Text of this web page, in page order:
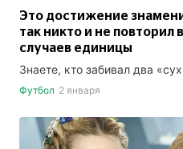
Это достижение
так никто и не повторил
случаев единицы
Знаете, кто забивал два
Футбол 2 января